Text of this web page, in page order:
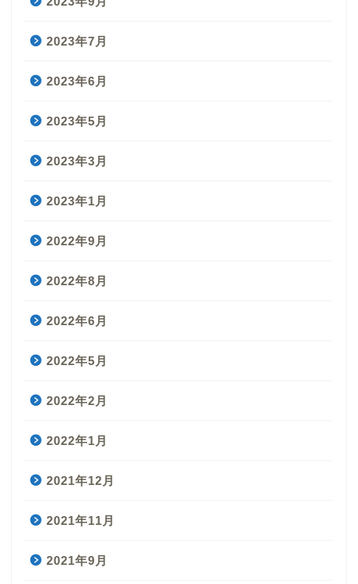
2023年7月
2023年6月
2023年5月
2023年3月
2023年1月
2022年9月
2022年8月
2022年6月
2022年5月
2022年2月
2022年1月
2021年12月
2021年11月
2021年9月